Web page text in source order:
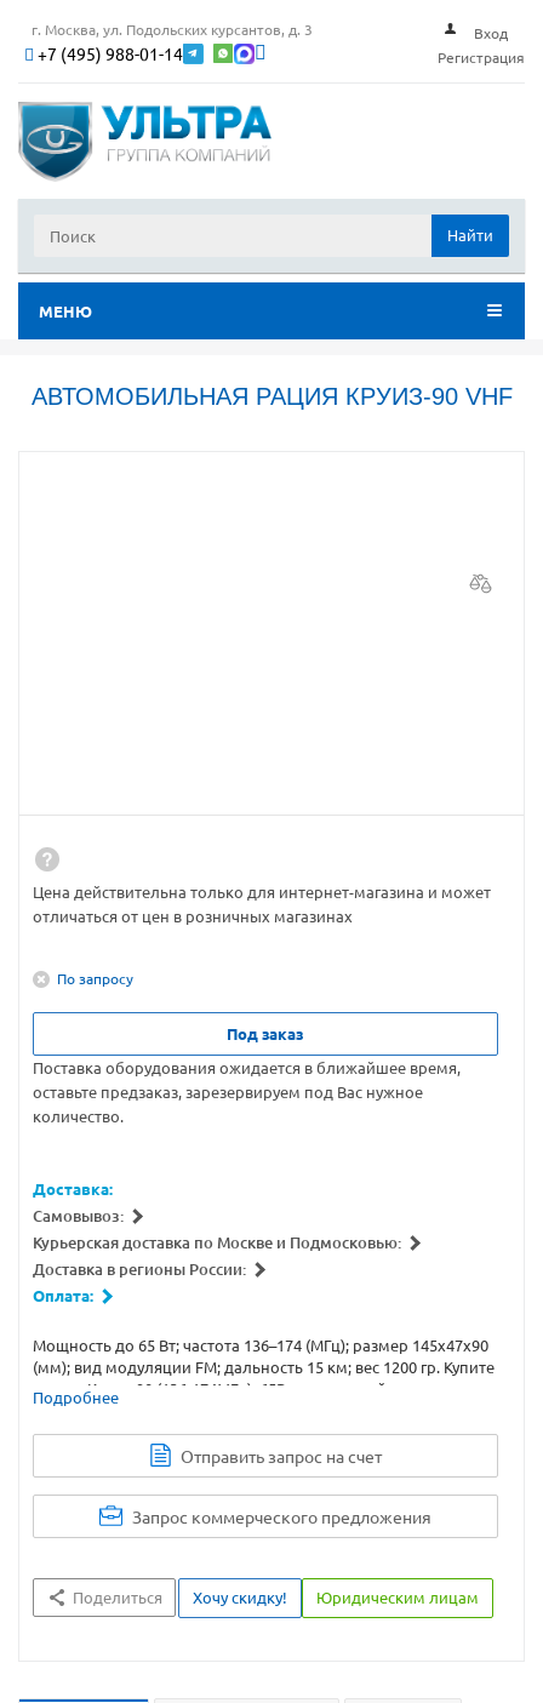
г. Москва, ул. Подольских курсантов, д. 3
+7 (495) 988-01-14
Вход
Регистрация
Найти
МЕНЮ
АВТОМОБИЛЬНАЯ РАЦИЯ КРУИЗ-90 VHF
Цена действительна только для интернет-магазина и может
отличаться от цен в розничных магазинах
По запросу
Под заказ
Поставка оборудования ожидается в ближайшее время,
оставьте предзаказ, зарезервируем под Вас нужное
количество.
Доставка:
Самовывоз:
Курьерская доставка по Москве и Подмосковью:
Доставка в регионы России:
Оплата:
Мощность до 65 Вт; частота 136–174 (МГц); размер 145x47x90
(мм); вид модуляции FM; дальность 15 км; вес 1200 гр. Купите
рацию Круиз-90 (136-174МГц), 65Вт с доставкой или
самовывозом.
Подробнее
Отправить запрос на счет
Запрос коммерческого предложения
Поделиться Хочу скидку! Юридическим лицам